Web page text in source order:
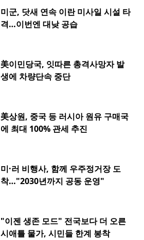
미군, 닷새 연속 이란 미사일 시설 타
격…이번엔 대낮 공습
美이민당국, 잇따른 총격사망자 발
생에 차량단속 중단
美상원, 중국 등 러시아 원유 구매국
에 최대 100% 관세 추진
미·러 비행사, 함께 우주정거장 도
착…"2030년까지 공동 운영"
"이젠 생존 모드" 전국보다 더 오른
시애틀 물가, 시민들 한계 봉착